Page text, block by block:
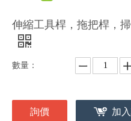
伸縮工具桿，拖把桿，
數量：
詢價 加